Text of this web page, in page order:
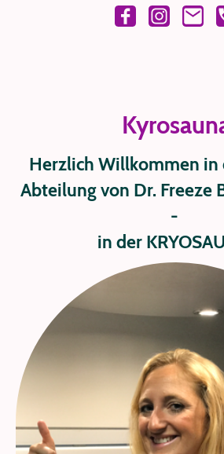
Herzlich Willkommen in
Abteilung von Dr. Freeze
-
in der